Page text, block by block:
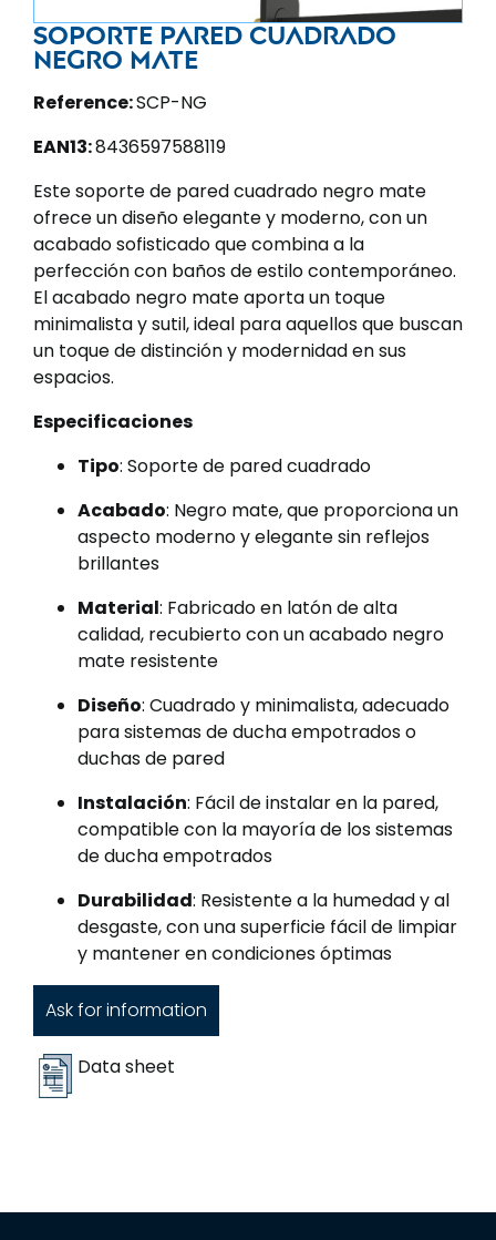
Soporte pared cuadrado
negro mate
Reference:SCP-NG
EAN13:8436597588119
Este soporte de pared cuadrado negro mate
ofrece un diseño elegante y moderno, con un
acabado sofisticado que combina a la
perfección con baños de estilo contemporáneo.
El acabado negro mate aporta un toque
minimalista y sutil, ideal para aquellos que buscan
un toque de distinción y modernidad en sus
espacios.
Especificaciones
Tipo: Soporte de pared cuadrado
Acabado: Negro mate, que proporciona un
aspecto moderno y elegante sin reflejos
brillantes
Material: Fabricado en latón de alta
calidad, recubierto con un acabado negro
mate resistente
Diseño: Cuadrado y minimalista, adecuado
para sistemas de ducha empotrados o
duchas de pared
Instalación: Fácil de instalar en la pared,
compatible con la mayoría de los sistemas
de ducha empotrados
Durabilidad: Resistente a la humedad y al
desgaste, con una superficie fácil de limpiar
y mantener en condiciones óptimas
Ask for information
Data sheet